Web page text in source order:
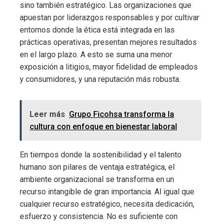
sino también estratégico. Las organizaciones que
apuestan por liderazgos responsables y por cultivar
entornos donde la ética está integrada en las
prácticas operativas, presentan mejores resultados
en el largo plazo. A esto se suma una menor
exposición a litigios, mayor fidelidad de empleados
y consumidores, y una reputación más robusta.
Leer más Grupo Ficohsa transforma la
cultura con enfoque en bienestar laboral
En tiempos donde la sostenibilidad y el talento
humano son pilares de ventaja estratégica, el
ambiente organizacional se transforma en un
recurso intangible de gran importancia. Al igual que
cualquier recurso estratégico, necesita dedicación,
esfuerzo y consistencia. No es suficiente con